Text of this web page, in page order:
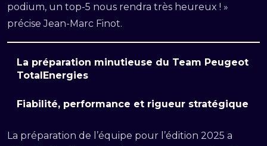
podium, un top-5 nous rendra très heureux ! »
précise Jean-Marc Finot.
La préparation minutieuse du Team Peugeot
TotalEnergies
Fiabilité, performance et rigueur stratégique
La préparation de l’équipe pour l’édition 2025 a